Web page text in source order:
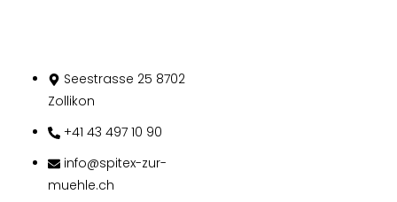
Seestrasse 25 8702
Zollikon
+41 43 497 10 90
info@spitex-zur-
muehle.ch